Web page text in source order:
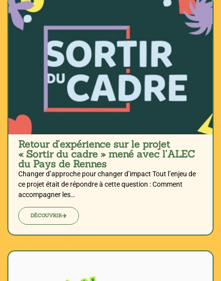
Retour d’expérience sur le projet
« Sortir du cadre » mené avec l’ALEC
du Pays de Rennes
Changer d’approche pour changer d’impact Tout l’enjeu de
ce projet était de répondre à cette question : Comment
accompagner les…
DÉCOUVRIR